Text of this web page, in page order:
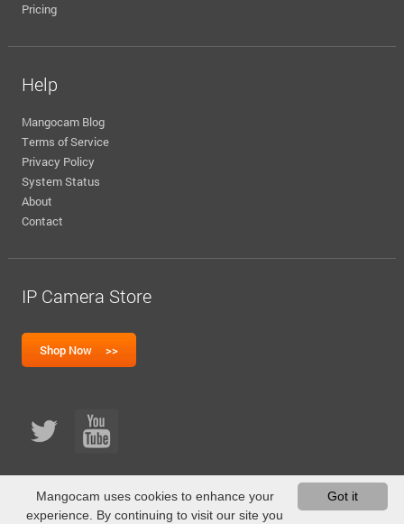
Pricing
Help
Mangocam Blog
Terms of Service
Privacy Policy
System Status
About
Contact
IP Camera Store
Got it
Mangocam uses cookies to enhance your
experience. By continuing to visit our site you